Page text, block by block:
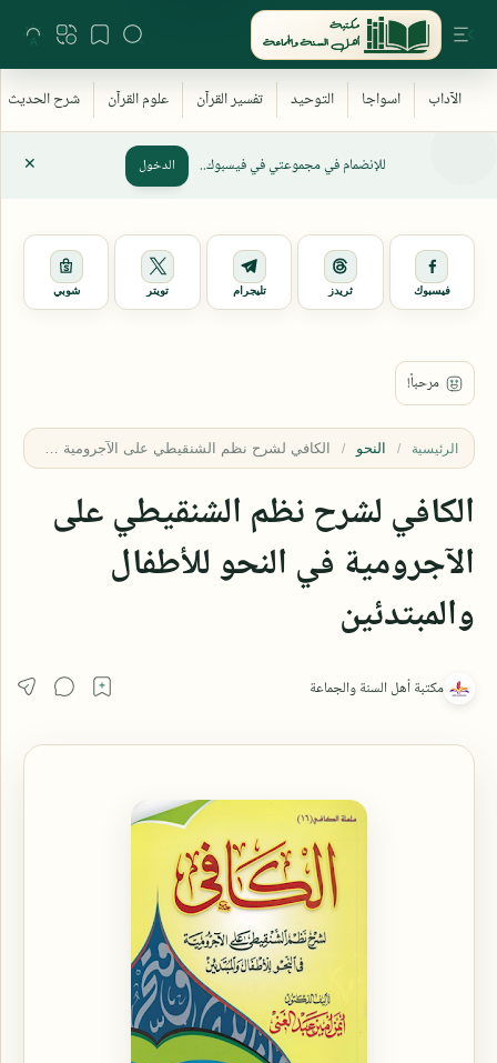
للإنضمام في مجموعتي في فيسبوك.. الدخول
فيسبوك ثريدز تليجرام تويتر شوبي
الرئيسية النحو
الكافي لشرح نظم الشنقيطي على
الآجرومية في النحو للأطفال
والمبتدئين